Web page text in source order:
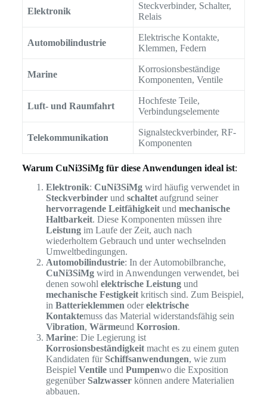
Elektronik
Steckverbinder, Schalter,
Relais
Automobilindustrie
Elektrische Kontakte,
Klemmen, Federn
Marine
Korrosionsbeständige
Komponenten, Ventile
Luft- und Raumfahrt
Hochfeste Teile,
Verbindungselemente
Telekommunikation
Signalsteckverbinder, RF-
Komponenten
Warum CuNi3SiMg für diese Anwendungen ideal ist:
Elektronik: CuNi3SiMgwird häufig verwendet in
Steckverbinderund schaltetaufgrund seiner
hervorragende Leitfähigkeitund mechanische
Haltbarkeit. Diese Komponenten müssen ihre
Leistungim Laufe der Zeit, auch nach
wiederholtem Gebrauch und unter wechselnden
Umweltbedingungen.
Automobilindustrie: In der Automobilbranche,
CuNi3SiMgwird in Anwendungen verwendet, bei
denen sowohl elektrische Leistungund
mechanische Festigkeitkritisch sind. Zum Beispiel,
in Batterieklemmen oderelektrische
Kontaktemuss das Material widerstandsfähig sein
Vibration, Wärmeund Korrosion.
Marine: Die Legierung ist
Korrosionsbeständigkeitmacht es zu einem guten
Kandidaten für Schiffsanwendungen, wie zum
Beispiel Ventileund Pumpenwo die Exposition
gegenüber Salzwasserkönnen andere Materialien
abbauen.